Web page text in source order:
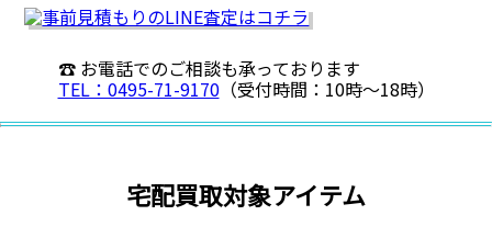
☎ お電話でのご相談も承っております
TEL：0495-71-9170（受付時間：10時〜18時）
宅配買取対象アイテム